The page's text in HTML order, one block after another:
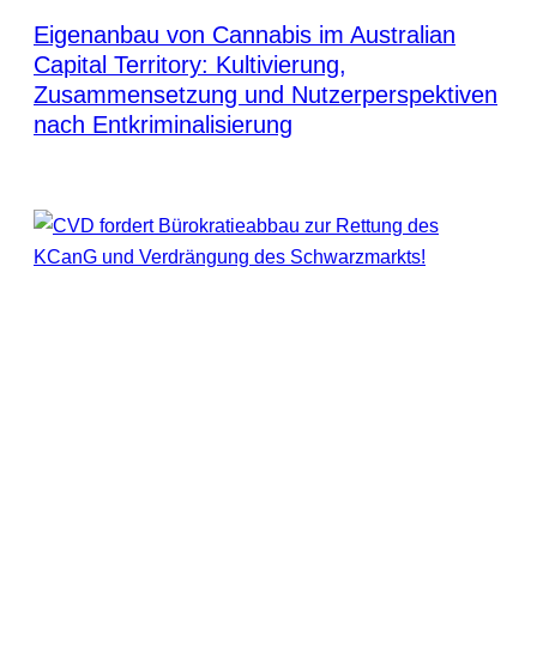
Eigenanbau von Cannabis im Australian
Capital Territory: Kultivierung,
Zusammensetzung und Nutzerperspektiven
nach Entkriminalisierung